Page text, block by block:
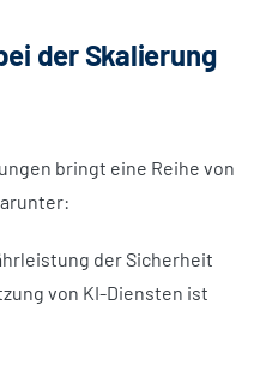
der Skalierung
bringt eine Reihe von
der Sicherheit
von KI-Diensten ist